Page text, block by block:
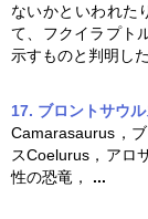
ないかといわれた
て、フクイラプト
示すものと判明し
17. ブロントサウル
Camarasaurus，
スCoelurus， アロ
性の恐竜， ...